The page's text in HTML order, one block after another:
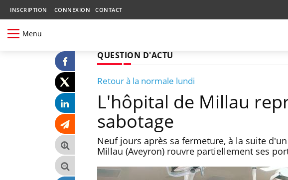
INSCRIPTION CONNEXION CONTACT
Menu
QUESTION D'ACTU
Retour à la normale lundi
L'hôpital de Millau
sabotage
Neuf jours après sa fermeture, à la suite
Millau (Aveyron) rouvre partiellement ses